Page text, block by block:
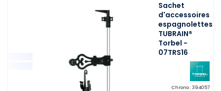
Sachet
d'accessoires
espagnolettes
TUBRAIN®
Torbel -
07TRS16
Chrono : 394057